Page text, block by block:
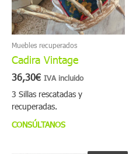
Muebles recuperados
Cadira Vintage
36,30€ IVA incluido
variantes.
Las
opciones
se
pueden
elegir
en
la
página
producto
3 Sillas rescatadas y
recuperadas.
CONSÚLTANOS